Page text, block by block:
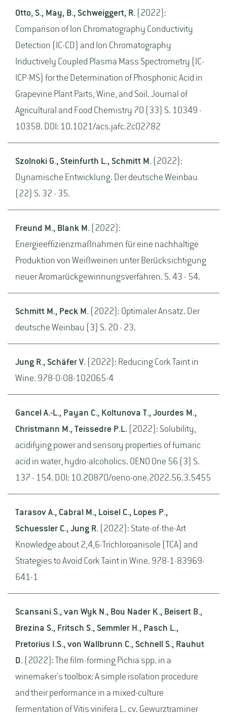
Otto, S., May, B., Schweiggert, R. (2022):
Comparison of Ion Chromatography Conductivity
Detection (IC-CD) and Ion Chromatography
Inductively Coupled Plasma Mass Spectrometry (IC-
ICP-MS) for the Determination of Phosphonic Acid in
Grapevine Plant Parts, Wine, and Soil. Journal of
Agricultural and Food Chemistry 70 (33) S. 10349 -
10358. DOI: 10.1021/acs.jafc.2c02782
Szolnoki G., Steinfurth L., Schmitt M. (2022):
Dynamische Entwicklung. Der deutsche Weinbau
(22) S. 32 - 35.
Freund M., Blank M. (2022):
Energieeffizienzmaßnahmen für eine nachhaltige
Produktion von Weißweinen unter Berücksichtigung
neuer Aromarückgewinnungsverfahren. S. 43 - 54.
Schmitt M., Peck M. (2022): Optimaler Ansatz. Der
deutsche Weinbau (3) S. 20 - 23.
Jung R., Schäfer V. (2022): Reducing Cork Taint in
Wine. 978-0-08-102065-4
Gancel A.-L., Payan C., Koltunova T., Jourdes M.,
Christmann M., Teissedre P.L. (2022): Solubility,
acidifying power and sensory properties of fumaric
acid in water, hydro-alcoholics. OENO One 56 (3) S.
137 - 154. DOI: 10.20870/oeno-one.2022.56.3.5455
Tarasov A., Cabral M., Loisel C., Lopes P.,
Schuessler C., Jung R. (2022): State-of-the-Art
Knowledge about 2,4,6-Trichloroanisole (TCA) and
Strategies to Avoid Cork Taint in Wine. 978-1-83969-
641-1
Scansani S., van Wyk N., Bou Nader K., Beisert B.,
Brezina S., Fritsch S., Semmler H., Pasch L.,
Pretorius I.S., von Wallbrunn C., Schnell S., Rauhut
D. (2022): The film-forming Pichia spp. in a
winemaker's toolbox: A simple isolation procedure
and their performance in a mixed-culture
fermentation of Vitis vinifera L. cv. Gewurztraminer